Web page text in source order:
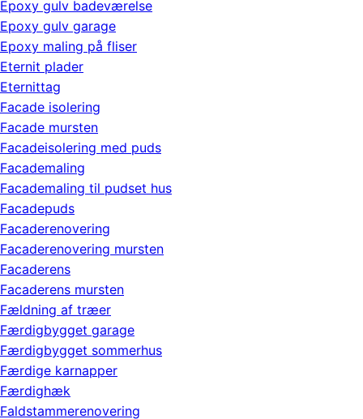
Epoxy gulv badeværelse
Epoxy gulv garage
Epoxy maling på fliser
Eternit plader
Eternittag
Facade isolering
Facade mursten
Facadeisolering med puds
Facademaling
Facademaling til pudset hus
Facadepuds
Facaderenovering
Facaderenovering mursten
Facaderens
Facaderens mursten
Fældning af træer
Færdigbygget garage
Færdigbygget sommerhus
Færdige karnapper
Færdighæk
Faldstammerenovering